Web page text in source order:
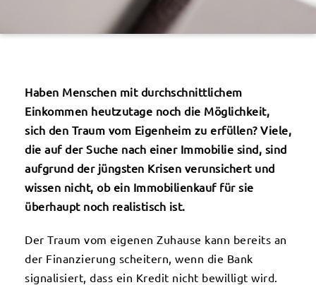
Haben Menschen mit durchschnittlichem
Einkommen heutzutage noch die Möglichkeit,
sich den Traum vom Eigenheim zu erfüllen? Viele,
die auf der Suche nach einer Immobilie sind, sind
aufgrund der jüngsten Krisen verunsichert und
wissen nicht, ob ein Immobilienkauf für sie
überhaupt noch realistisch ist.
Der Traum vom eigenen Zuhause kann bereits an
der Finanzierung scheitern, wenn die Bank
signalisiert, dass ein Kredit nicht bewilligt wird.